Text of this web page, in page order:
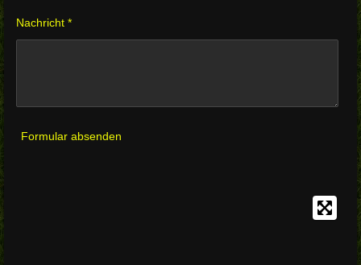
Nachricht *
Formular absenden